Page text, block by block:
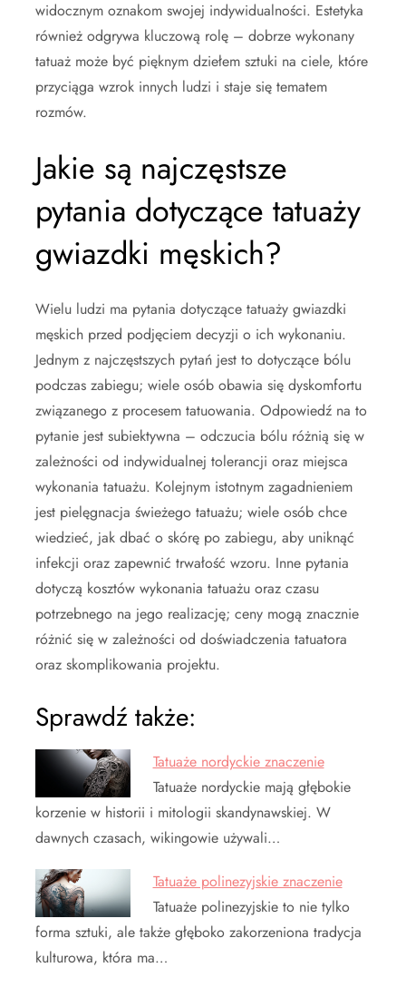
widocznym oznakom swojej indywidualności. Estetyka
również odgrywa kluczową rolę – dobrze wykonany
tatuaż może być pięknym dziełem sztuki na ciele, które
przyciąga wzrok innych ludzi i staje się tematem
rozmów.
Jakie są najczęstsze
pytania dotyczące tatuaży
gwiazdki męskich?
Wielu ludzi ma pytania dotyczące tatuaży gwiazdki
męskich przed podjęciem decyzji o ich wykonaniu.
Jednym z najczęstszych pytań jest to dotyczące bólu
podczas zabiegu; wiele osób obawia się dyskomfortu
związanego z procesem tatuowania. Odpowiedź na to
pytanie jest subiektywna – odczucia bólu różnią się w
zależności od indywidualnej tolerancji oraz miejsca
wykonania tatuażu. Kolejnym istotnym zagadnieniem
jest pielęgnacja świeżego tatuażu; wiele osób chce
wiedzieć, jak dbać o skórę po zabiegu, aby uniknąć
infekcji oraz zapewnić trwałość wzoru. Inne pytania
dotyczą kosztów wykonania tatuażu oraz czasu
potrzebnego na jego realizację; ceny mogą znacznie
różnić się w zależności od doświadczenia tatuatora
oraz skomplikowania projektu.
Sprawdź także:
Tatuaże nordyckie znaczenie
Tatuaże nordyckie mają głębokie
korzenie w historii i mitologii skandynawskiej. W
dawnych czasach, wikingowie używali…
Tatuaże polinezyjskie znaczenie
Tatuaże polinezyjskie to nie tylko
forma sztuki, ale także głęboko zakorzeniona tradycja
kulturowa, która ma…